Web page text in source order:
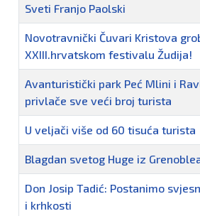
Sveti Franjo Paolski
Novotravnički Čuvari Kristova
XXIII.hrvatskom festivalu Žudija!
Avanturistički park Peć Mlini i
privlače sve veći broj turista
U veljači više od 60 tisuća turista
Blagdan svetog Huge iz
Don Josip Tadić: Postanimo
i krhkosti